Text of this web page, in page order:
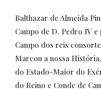
Balthazar de Almeida
Campo de D. Pedro IV
Campo dos reis
Marcou a nossa
do Estado-Maior do
do Reino e Conde de